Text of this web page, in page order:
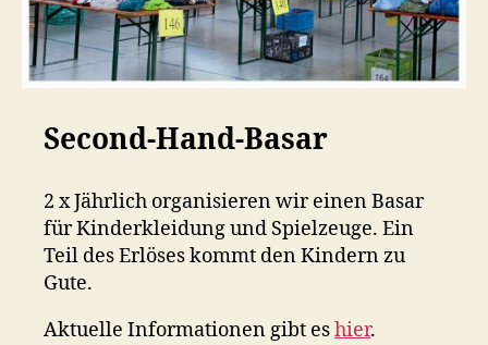
Second-Hand-Basar
2 x Jährlich organisieren wir einen Basar
für Kinderkleidung und Spielzeuge. Ein
Teil des Erlöses kommt den Kindern zu
Gute.
Aktuelle Informationen gibt eshier.